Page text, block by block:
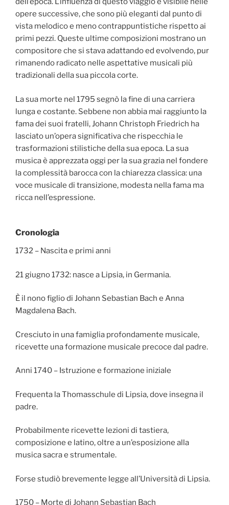
opere successive, che sono più eleganti dal punto di
vista melodico e meno contrappuntistiche rispetto ai
primi pezzi. Queste ultime composizioni mostrano un
compositore che si stava adattando ed evolvendo, pur
rimanendo radicato nelle aspettative musicali più
tradizionali della sua piccola corte.
La sua morte nel 1795 segnò la fine di una carriera
lunga e costante. Sebbene non abbia mai raggiunto la
fama dei suoi fratelli, Johann Christoph Friedrich ha
lasciato un’opera significativa che rispecchia le
trasformazioni stilistiche della sua epoca. La sua
musica è apprezzata oggi per la sua grazia nel fondere
la complessità barocca con la chiarezza classica: una
voce musicale di transizione, modesta nella fama ma
ricca nell’espressione.
Cronologia
1732 – Nascita e primi anni
21 giugno 1732: nasce a Lipsia, in Germania.
È il nono figlio di Johann Sebastian Bach e Anna
Magdalena Bach.
Cresciuto in una famiglia profondamente musicale,
ricevette una formazione musicale precoce dal padre.
Anni 1740 – Istruzione e formazione iniziale
Frequenta la Thomasschule di Lipsia, dove insegna il
padre.
Probabilmente ricevette lezioni di tastiera,
composizione e latino, oltre a un’esposizione alla
musica sacra e strumentale.
Forse studiò brevemente legge all’Università di Lipsia.
1750 – Morte di Johann Sebastian Bach